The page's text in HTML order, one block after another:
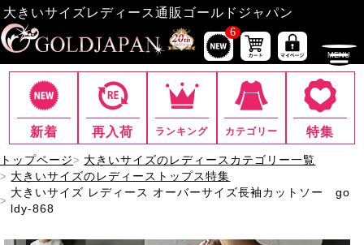
大きいサイズレディース通販ゴールドジャパン
6
新着 再入荷 ランキング カテゴリー 特集
トップページ
大きいサイズのレディースカテゴリー一覧
大きいサイズのレディーストップス特集
大きいサイズ レディース オーバーサイズ長袖カットソー go
ldy-868